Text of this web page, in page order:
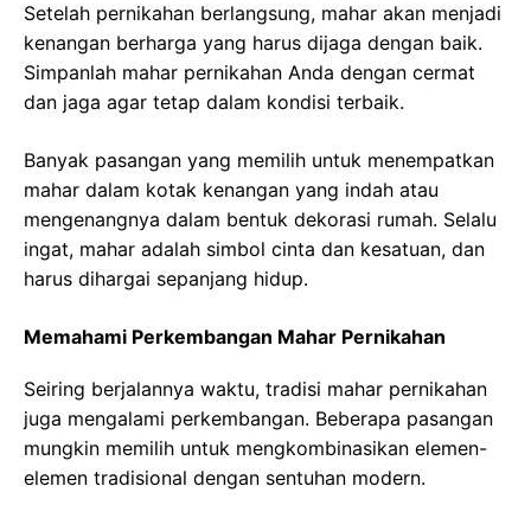
Setelah pernikahan berlangsung, mahar akan menjadi
kenangan berharga yang harus dijaga dengan baik.
Simpanlah mahar pernikahan Anda dengan cermat
dan jaga agar tetap dalam kondisi terbaik.
Banyak pasangan yang memilih untuk menempatkan
mahar dalam kotak kenangan yang indah atau
mengenangnya dalam bentuk dekorasi rumah. Selalu
ingat, mahar adalah simbol cinta dan kesatuan, dan
harus dihargai sepanjang hidup.
Memahami Perkembangan Mahar Pernikahan
Seiring berjalannya waktu, tradisi mahar pernikahan
juga mengalami perkembangan. Beberapa pasangan
mungkin memilih untuk mengkombinasikan elemen-
elemen tradisional dengan sentuhan modern.